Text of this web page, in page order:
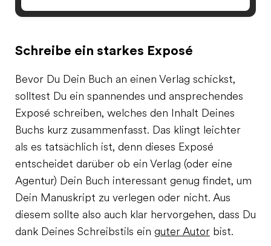
Schreibe ein starkes Exposé
Bevor Du Dein Buch an einen Verlag schickst,
solltest Du ein spannendes und ansprechendes
Exposé schreiben, welches den Inhalt Deines
Buchs kurz zusammenfasst. Das klingt leichter
als es tatsächlich ist, denn dieses Exposé
entscheidet darüber ob ein Verlag (oder eine
Agentur) Dein Buch interessant genug findet, um
Dein Manuskript zu verlegen oder nicht. Aus
diesem sollte also auch klar hervorgehen, dass Du
dank Deines Schreibstils ein guter Autor bist.